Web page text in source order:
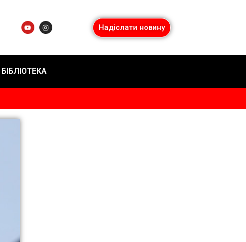
Надіслати новину
БІБЛІОТЕКА